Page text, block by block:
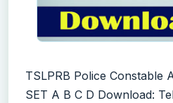
TSLPRB Police Constable
SET A B C D Download: